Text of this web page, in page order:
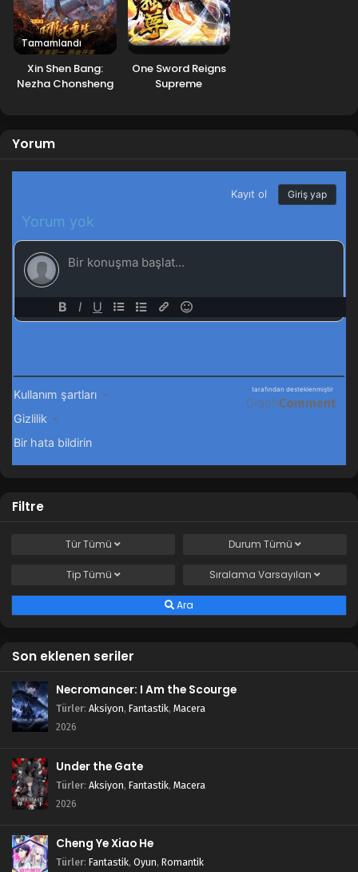
Tamamlandı
Xin Shen Bang:
Nezha Chonsheng
One Sword Reigns
Supreme
Yorum
Filtre
TürTümü Durum Tümü
TipTümü Sıralama Varsayılan
Ara
Son eklenen seriler
Necromancer: I Am the Scourge
Türler: Aksiyon, Fantastik, Macera
2026
Under the Gate
Türler: Aksiyon, Fantastik, Macera
2026
Cheng Ye Xiao He
Türler: Fantastik, Oyun, Romantik